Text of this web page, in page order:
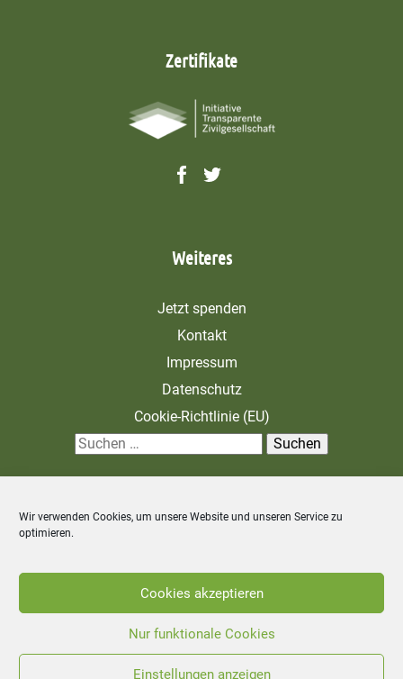
Wir verwenden Cookies, um unsere Website und unseren Service zu
optimieren.
Cookies akzeptieren
Nur funktionale Cookies
Einstellungen anzeigen
Zertifikate
Weiteres
Jetzt spenden
Kontakt
Impressum
Datenschutz
Cookie-Richtlinie (EU)
S
h
n
c
Stiftung Unternehmen Wald - Alle Rechte vorbehalten.